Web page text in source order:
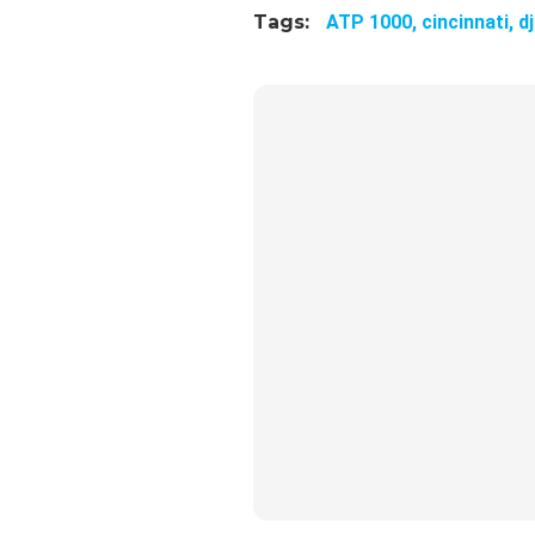
Tags: ATP 1000, cincinnati,